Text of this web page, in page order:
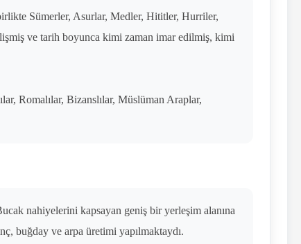
Sümerler, Asurlar, Medler, Hititler, Hurriler,
ve tarih boyunca kimi zaman imar edilmiş, kimi
Romalılar, Bizanslılar, Müslüman Araplar,
nahiyelerini kapsayan geniş bir yerleşim alanına
buğday ve arpa üretimi yapılmaktaydı.